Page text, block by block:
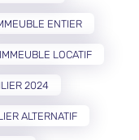
ENTIER
IMMEUBLE LOCATIF
2024
ALTERNATIF